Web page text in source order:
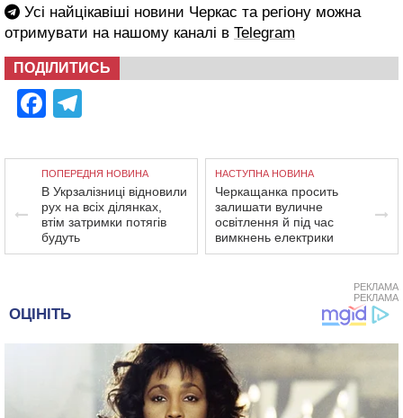
Усі найцікавіші новини Черкас та регіону можна
отримувати на нашому каналі в Telegram
ПОДІЛИТИСЬ
Facebook
ПОПЕРЕДНЯ НОВИНА
В Укрзалізниці відновили
рух на всіх ділянках,
втім затримки потягів
будуть
НАСТУПНА НОВИНА
Черкащанка просить
залишати вуличне
освітлення й під час
вимкнень електрики
РЕКЛАМА
РЕКЛАМА